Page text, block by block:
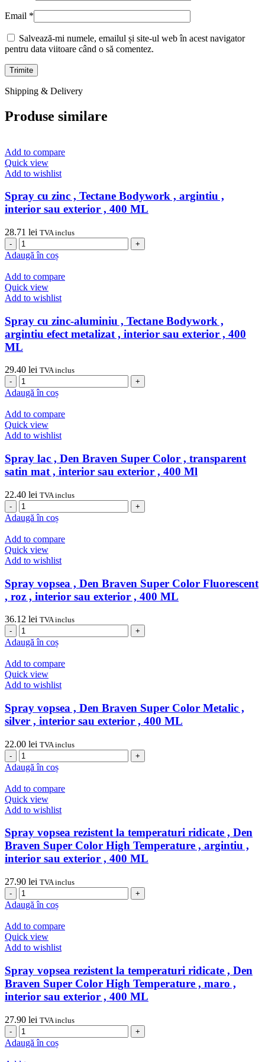
Email *
Salvează-mi numele, emailul și site-ul web în acest navigator
pentru data viitoare când o să comentez.
Shipping & Delivery
Produse similare
Add to compare
Quick view
Add to wishlist
Spray cu zinc , Tectane Bodywork , argintiu ,
interior sau exterior , 400 ML
28.71 lei TVA inclus
Cantitate
Spray
cu
zinc
,
Tectane
argintiu
,
interior
exterior
400
Adaugă în coș
Add to compare
Quick view
Add to wishlist
Spray cu zinc-aluminiu , Tectane Bodywork ,
argintiu efect metalizat , interior sau exterior , 400
ML
29.40 lei TVA inclus
Cantitate
Spray
cu
zinc-
aluminiu
,
Bodywork
,
argintiu
metalizat
interior
exterior
,
400
Adaugă în coș
Add to compare
Quick view
Add to wishlist
Spray lac , Den Braven Super Color , transparent
satin mat , interior sau exterior , 400 Ml
22.40 lei TVA inclus
Cantitate
Spray
lac
,
Den
Braven
,
transparent
mat
interior
exterior
,
400
Adaugă în coș
Add to compare
Quick view
Add to wishlist
Spray vopsea , Den Braven Super Color Fluorescent
, roz , interior sau exterior , 400 ML
36.12 lei TVA inclus
Cantitate
Spray
vopsea
,
Den
Braven
Fluorescent
,
,
interior
sau
,
400
ML
Adaugă în coș
Add to compare
Quick view
Add to wishlist
Spray vopsea , Den Braven Super Color Metalic ,
silver , interior sau exterior , 400 ML
22.00 lei TVA inclus
Cantitate
Spray
vopsea
,
Den
Braven
Color
Metalic
,
silver
interior
sau
exterior
400
ML
Adaugă în coș
Add to compare
Quick view
Add to wishlist
Spray vopsea rezistent la temperaturi ridicate , Den
Braven Super Color High Temperature , argintiu ,
interior sau exterior , 400 ML
27.90 lei TVA inclus
Cantitate
Spray
vopsea
rezistent
la
temperaturi
Den
Braven
Super
High
Temperature
,
Adaugă în coș
Add to compare
Quick view
Add to wishlist
Spray vopsea rezistent la temperaturi ridicate , Den
Braven Super Color High Temperature , maro ,
interior sau exterior , 400 ML
27.90 lei TVA inclus
Cantitate
Spray
vopsea
Adaugă în coș